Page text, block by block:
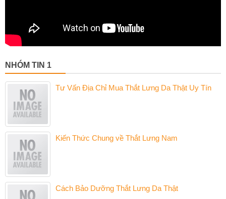
NHÓM TIN 1
Tư Vấn Địa Chỉ Mua Thắt Lưng Da Thật Uy Tín
Kiến Thức Chung về Thắt Lưng Nam
Cách Bảo Dưỡng Thắt Lưng Da Thật